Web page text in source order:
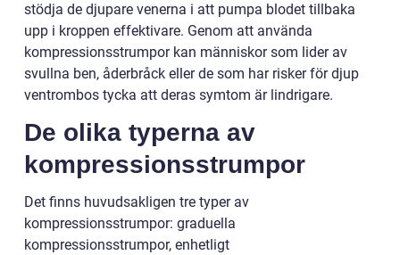
stödja de djupare venerna i att pumpa blodet tillbaka
upp i kroppen effektivare. Genom att använda
kompressionsstrumpor kan människor som lider av
svullna ben, åderbråck eller de som har risker för djup
ventrombos tycka att deras symtom är lindrigare.
De olika typerna av
kompressionsstrumpor
Det finns huvudsakligen tre typer av
kompressionsstrumpor: graduella
kompressionsstrumpor, enhetligt